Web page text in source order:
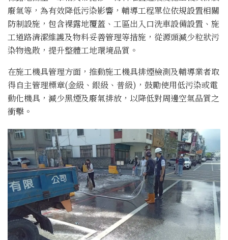
廢氣等，為有效降低污染影響，輔導工程單位依規設置相關
防制設施，包含裸露地覆蓋、工區出入口洗車設備設置、施
工道路清潔維護及物料妥善管理等措施，從源頭減少粒狀污
染物逸散，提升整體工地環境品質。
在施工機具管理方面，推動施工機具排煙檢測及輔導業者取
得自主管理標章(金級、銀級、普級)，鼓勵使用低污染或電
動化機具，減少黑煙及廢氣排放，以降低對周邊空氣品質之
衝擊。